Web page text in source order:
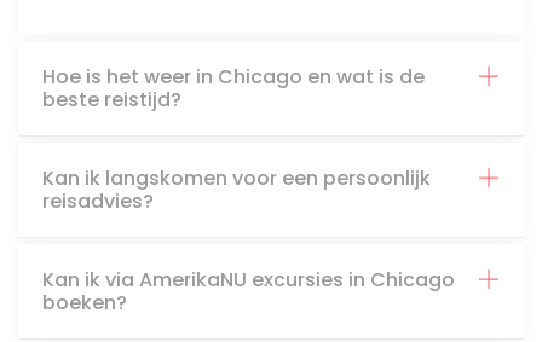
Hoe is het weer in Chicago en wat is de
beste reistijd?
Kan ik langskomen voor een persoonlijk
reisadvies?
Kan ik via AmerikaNU excursies in Chicago
boeken?